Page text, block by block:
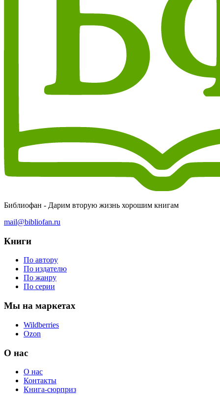
Библиофан - Дарим вторую жизнь хорошим книгам
mail@bibliofan.ru
Книги
По автору
По издателю
По жанру
По серии
Мы на маркетах
Wildberries
Ozon
О нас
О нас
Контакты
Книга-сюрприз